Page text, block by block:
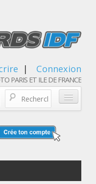
| Connexion
PARIS ET ILE DE FRANCE